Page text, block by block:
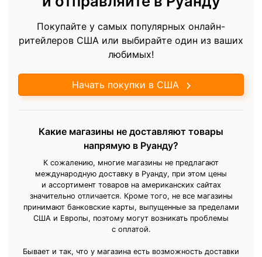
Покупайте у самых популярных онлайн-
ритейлеров США или выбирайте один из ваших
любимых!
Начать покупки в США
Какие магазины не доставляют товары
напрямую в Руанду?
К сожалению, многие магазины не предлагают
международную доставку в Руанду, при этом цены
и ассортимент товаров на американских сайтах
значительно отличается. Кроме того, не все магазины
принимают банковские карты, выпущенные за пределами
США и Европы, поэтому могут возникать проблемы
с оплатой.
Бывает и так, что у магазина есть возможность доставки